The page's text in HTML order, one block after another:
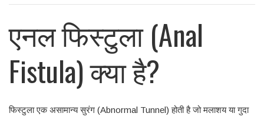
एनल फिस्टुला (Anal
Fistula) क्या है?
फिस्टुला एक असामान्य सुरंग (Abnormal Tunnel) होती है जो मलाशय या गुदा